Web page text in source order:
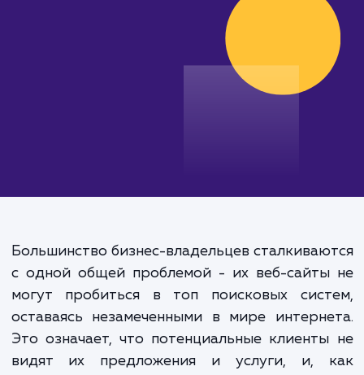
от 25 000 руб.
Большинство бизнес-владельцев
с одной общей проблемой - их веб-
могут пробиться в топ поисковых